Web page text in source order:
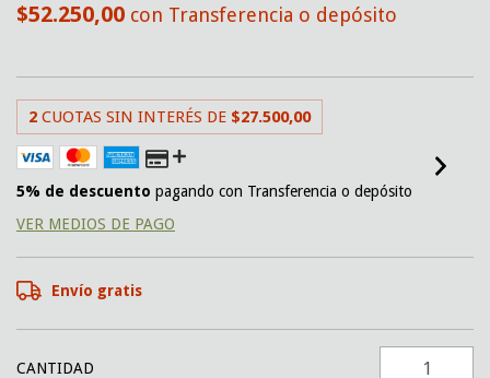
$52.250,00 con Transferencia o depósito
2 CUOTAS SIN INTERÉS DE $27.500,00
5% de descuento pagando con Transferencia o depósito
VER MEDIOS DE PAGO
Envío gratis
CANTIDAD